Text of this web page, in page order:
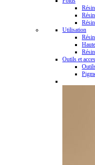
Utilisation
Outils et